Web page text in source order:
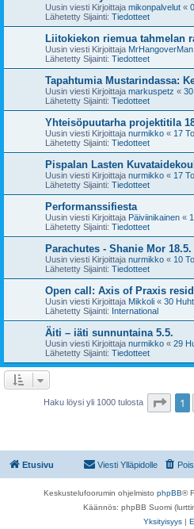
Uusin viesti Kirjoittaja mikonpalvelut «
Lähetetty Sijainti: Tiedotteet
Liitokiekon riemua tahmelan
Uusin viesti Kirjoittaja MrHangoverMan
Lähetetty Sijainti: Tiedotteet
Tapahtumia Mustarindassa:
Uusin viesti Kirjoittaja markuspetz «
Lähetetty Sijainti: Tiedotteet
Yhteisöpuutarha projektitila
Uusin viesti Kirjoittaja nurmikko « 17
Lähetetty Sijainti: Tiedotteet
Pispalan Lasten
Uusin viesti Kirjoittaja nurmikko « 17
Lähetetty Sijainti: Tiedotteet
Performanssifiesta
Uusin viesti Kirjoittaja Päiviinikainen «
Lähetetty Sijainti: Tiedotteet
Parachutes - Shanie Mor 18.5.
Uusin viesti Kirjoittaja nurmikko « 10
Lähetetty Sijainti: Tiedotteet
Open call: Axis of Praxis
Uusin viesti Kirjoittaja Mikkoli « 30
Lähetetty Sijainti: International
Äiti – iäti sunnuntaina 5.5.
Uusin viesti Kirjoittaja nurmikko « 29
Lähetetty Sijainti: Tiedotteet
Haku löysi yli 1000 tulosta Sivu1
Etusivu Viesti Ylläpidolle
Keskustelufoorumin ohjelmisto phpBB®
Käännös: phpBB Suomi
Yksityisyys |